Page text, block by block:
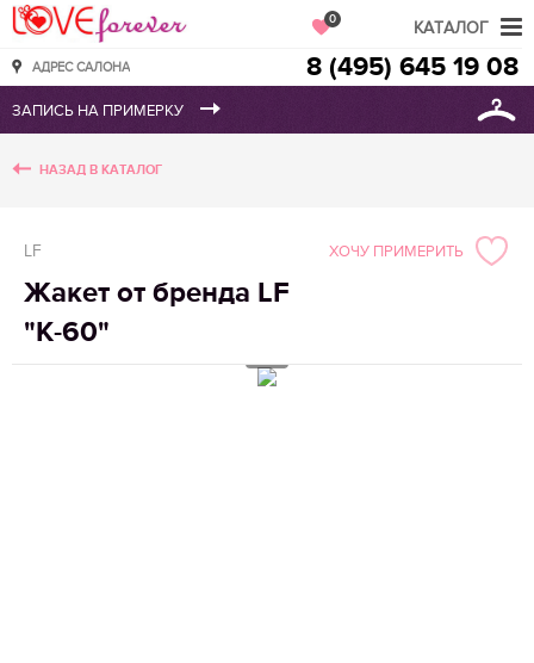
Love Forever
АДРЕС САЛОНА
0
8 (495) 645 19 08
НАЗАД В КАТАЛОГ
LF
Жакет от бренда LF
"K-60"
ХОЧУ ПРИМЕРИТЬ
КАТАЛОГ